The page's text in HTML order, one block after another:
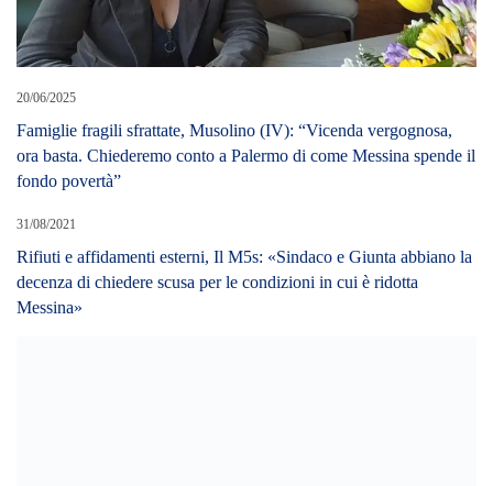
20/06/2025
Famiglie fragili sfrattate, Musolino (IV): “Vicenda vergognosa,
ora basta. Chiederemo conto a Palermo di come Messina spende il
fondo povertà”
31/08/2021
Rifiuti e affidamenti esterni, Il M5s: «Sindaco e Giunta abbiano la
decenza di chiedere scusa per le condizioni in cui è ridotta
Messina»